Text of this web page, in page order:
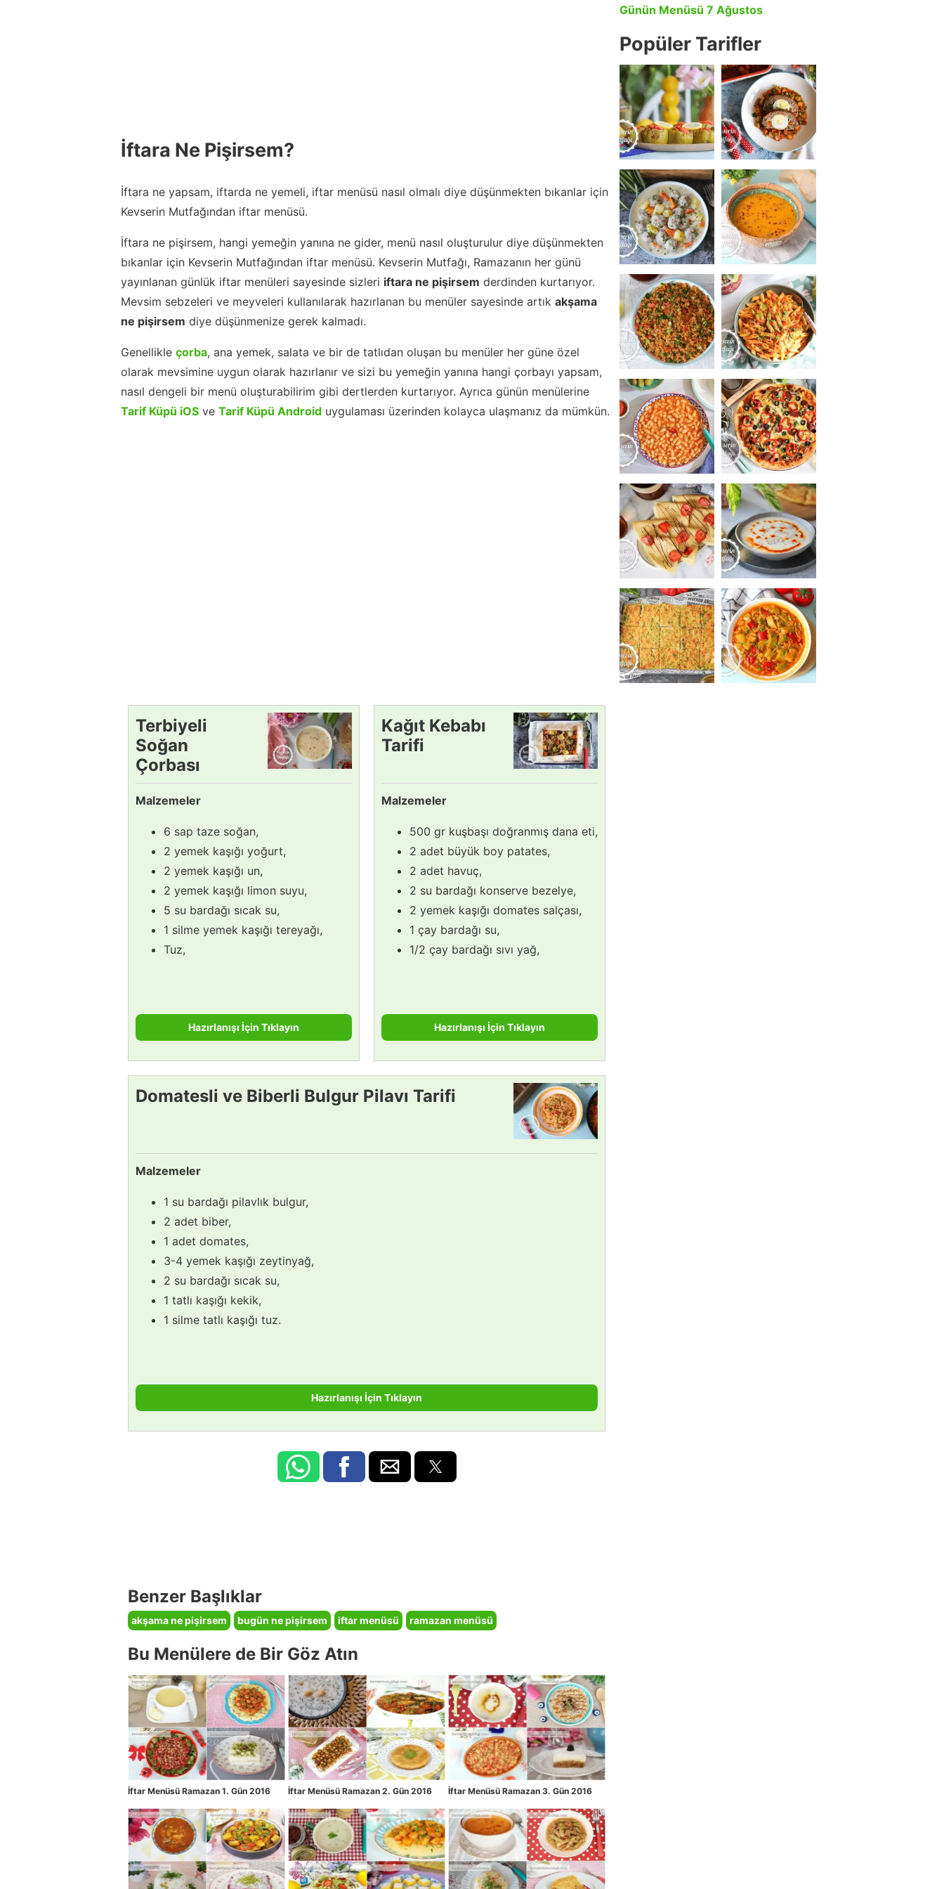
İftara Ne Pişirsem?
İftara ne yapsam, iftarda ne yemeli, iftar menüsü nasıl olmalı diye düşünmekten bıkanlar için
Kevserin Mutfağından iftar menüsü.
İftara ne pişirsem, hangi yemeğin yanına ne gider, menü nasıl oluşturulur diye düşünmekten
bıkanlar için Kevserin Mutfağından iftar menüsü. Kevserin Mutfağı, Ramazanın her günü
yayınlanan günlük iftar menüleri sayesinde sizleri iftara ne pişirsem derdinden kurtarıyor.
Mevsim sebzeleri ve meyveleri kullanılarak hazırlanan bu menüler sayesinde artık akşama
ne pişirsem diye düşünmenize gerek kalmadı.
Genellikle çorba, ana yemek, salata ve bir de tatlıdan oluşan bu menüler her güne özel
olarak mevsimine uygun olarak hazırlanır ve sizi bu yemeğin yanına hangi çorbayı yapsam,
nasıl dengeli bir menü oluşturabilirim gibi dertlerden kurtarıyor. Ayrıca günün menülerine
Tarif Küpü iOS ve Tarif Küpü Android uygulaması üzerinden kolayca ulaşmanız da mümkün.
Terbiyeli
Soğan
Çorbası
Tarifi
Malzemeler
6 sap taze soğan,
2 yemek kaşığı yoğurt,
2 yemek kaşığı un,
2 yemek kaşığı limon suyu,
5 su bardağı sıcak su,
1 silme yemek kaşığı tereyağı,
Tuz,
Hazırlanışı İçin Tıklayın
Kağıt Kebabı
Tarifi
Malzemeler
500 gr kuşbaşı doğranmış dana eti,
2 adet büyük boy patates,
2 adet havuç,
2 su bardağı konserve bezelye,
2 yemek kaşığı domates salçası,
1 çay bardağı su,
1/2 çay bardağı sıvı yağ,
Hazırlanışı İçin Tıklayın
Domatesli ve Biberli Bulgur Pilavı Tarifi
Malzemeler
1 su bardağı pilavlık bulgur,
2 adet biber,
1 adet domates,
3-4 yemek kaşığı zeytinyağ,
2 su bardağı sıcak su,
1 tatlı kaşığı kekik,
1 silme tatlı kaşığı tuz.
Hazırlanışı İçin Tıklayın
Benzer Başlıklar
akşama ne pişirsem bugün ne pişirsem iftar menüsü ramazan menüsü
Bu Menülere de Bir Göz Atın
İftar Menüsü Ramazan 1. Gün 2016 İftar Menüsü Ramazan 2. Gün 2016 İftar Menüsü Ramazan 3. Gün 2016
Günün Menüsü 7 Ağustos
Popüler Tarifler